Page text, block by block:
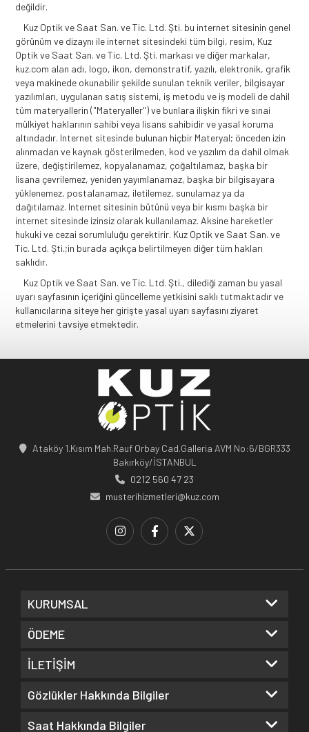
değildir.
Kuz Optik ve Saat San. ve Tic. Ltd. Şti. bu internet sitesinin genel
görünüm ve dizaynı ile internet sitesindeki tüm bilgi, resim, Kuz
Optik ve Saat San. ve Tic. Ltd. Şti. markası ve diğer markalar,
kuz.com alan adı, logo, ikon, demonstratif, yazılı, elektronik, grafik
veya makinede okunabilir şekilde sunulan teknik veriler, bilgisayar
yazılımları, uygulanan satış sistemi, iş metodu ve iş modeli de dahil
tüm materyallerin ("Materyaller") ve bunlara ilişkin fikri ve sınai
mülkiyet haklarının sahibi veya lisans sahibidir ve yasal koruma
altındadır. Internet sitesinde bulunan hiçbir Materyal; önceden izin
alınmadan ve kaynak gösterilmeden, kod ve yazılım da dahil olmak
üzere, değiştirilemez, kopyalanamaz, çoğaltılamaz, başka bir
lisana çevrilemez, yeniden yayımlanamaz, başka bir bilgisayara
yüklenemez, postalanamaz, iletilemez, sunulamaz ya da
dağıtılamaz. Internet sitesinin bütünü veya bir kısmı başka bir
internet sitesinde izinsiz olarak kullanılamaz. Aksine hareketler
hukuki ve cezai sorumluluğu gerektirir. Kuz Optik ve Saat San. ve
Tic. Ltd. Şti.;in burada açıkça belirtilmeyen diğer tüm hakları
saklıdır.
Kuz Optik ve Saat San. ve Tic. Ltd. Şti., dilediği zaman bu yasal
uyarı sayfasının içeriğini güncelleme yetkisini saklı tutmaktadır ve
kullanıcılarına siteye her girişte yasal uyarı sayfasını ziyaret
etmelerini tavsiye etmektedir.
Ataköy 1.Kısım Mah.Rauf Orbay Cad.Galleria AVM No:6/BGR333
Bakırköy/İSTANBUL
0212 560 47 23
musterihizmetleri@kuz.com
KURUMSAL
ÖDEME
İLETİŞİM
Gözlükler Hakkında Bilgiler
Saat Hakkında Bilgiler